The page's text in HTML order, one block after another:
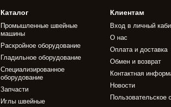
Каталог
Промышленные швейные
машины
Раскройное оборудование
Гладильное оборудование
Специализированное
оборудование
Запчасти
Иглы швейные
Клиентам
Вход в личный
О нас
Оплата и доставка
Обмен и возврат
Контактная
Новости
Пользовательское